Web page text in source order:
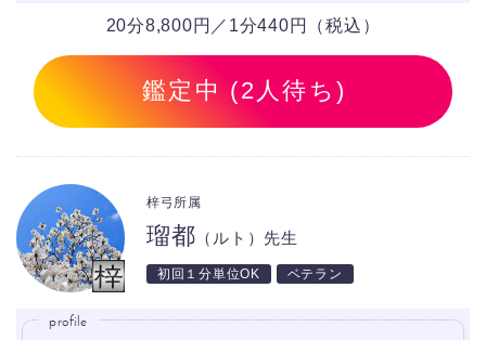
20分8,800円／1分440円（税込）
鑑定中 (2人待ち)
瑠都 （ルト）先生
梓弓所属
初回１分単位OK ベテラン
profile